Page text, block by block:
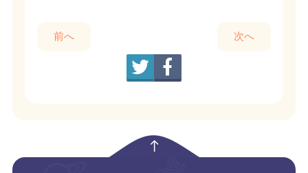
前へ 次へ